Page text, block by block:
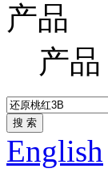
产品
产品
搜 索
English